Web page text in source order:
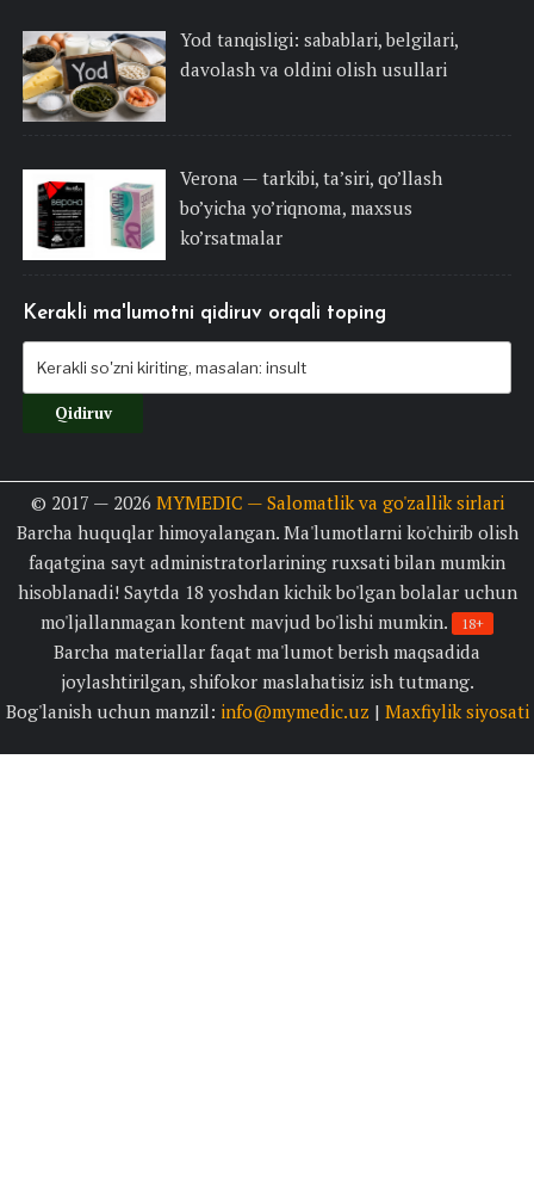
Yod tanqisligi: sabablari, belgilari,
davolash va oldini olish usullari
Verona — tarkibi, ta’siri, qo’llash
bo’yicha yo’riqnoma, maxsus
ko’rsatmalar
Kerakli ma'lumotni qidiruv orqali toping
© 2017 — 2026 MYMEDIC — Salomatlik va go'zallik sirlari
Barcha huquqlar himoyalangan. Ma'lumotlarni ko'chirib olish
faqatgina sayt administratorlarining ruxsati bilan mumkin
hisoblanadi! Saytda 18 yoshdan kichik bo'lgan bolalar uchun
mo'ljallanmagan kontent mavjud bo'lishi mumkin.
18+
Barcha materiallar faqat ma'lumot berish maqsadida
joylashtirilgan, shifokor maslahatisiz ish tutmang.
Bog'lanish uchun manzil: info@mymedic.uz | Maxfiylik siyosati